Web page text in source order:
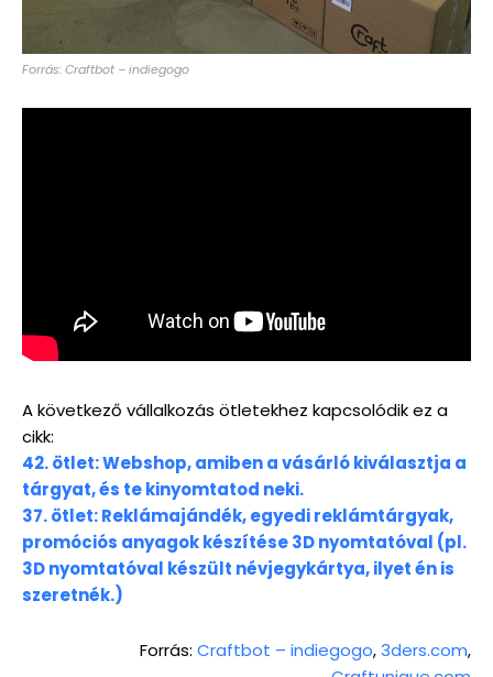
Forrás: Craftbot – indiegogo
A következő vállalkozás ötletekhez kapcsolódik ez a
cikk:
42. ötlet: Webshop, amiben a vásárló kiválasztja a
tárgyat, és te kinyomtatod neki.
37. ötlet: Reklámajándék, egyedi reklámtárgyak,
promóciós anyagok készítése 3D nyomtatóval (pl.
3D nyomtatóval készült névjegykártya, ilyet én is
szeretnék.)
Forrás: Craftbot – indiegogo,3ders.com,